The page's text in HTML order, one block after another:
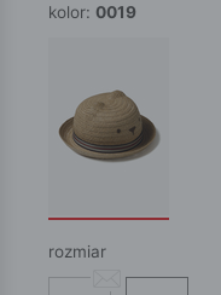
kolor: 0019
rozmiar